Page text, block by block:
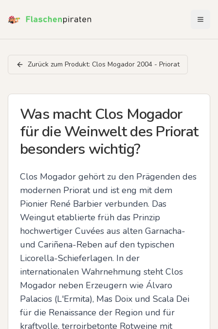
Zurück zum Produkt: Clos Mogador 2004 - Priorat
Was macht Clos Mogador
für die Weinwelt des Priorat
besonders wichtig?
Clos Mogador gehört zu den Prägenden des
modernen Priorat und ist eng mit dem
Pionier René Barbier verbunden. Das
Weingut etablierte früh das Prinzip
hochwertiger Cuvées aus alten Garnacha-
und Cariñena-Reben auf den typischen
Licorella-Schieferlagen. In der
internationalen Wahrnehmung steht Clos
Mogador neben Erzeugern wie Álvaro
Palacios (L'Ermita), Mas Doix und Scala Dei
für die Renaissance der Region und für
kraftvolle, terroirbetonte Rotweine mit